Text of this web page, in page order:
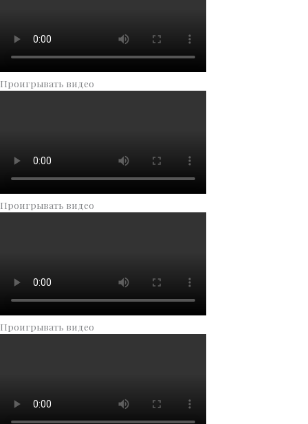
Проигрывать видео
Проигрывать видео
Проигрывать видео